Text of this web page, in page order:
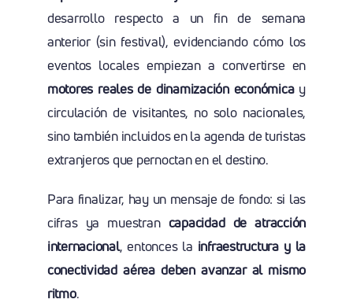
desarrollo respecto a un fin de semana
anterior (sin festival), evidenciando cómo los
eventos locales empiezan a convertirse en
motores reales de dinamización económicay
circulación de visitantes, no solo nacionales,
sino también incluidos en la agenda de turistas
extranjeros que pernoctan en el destino.
Para finalizar, hay un mensaje de fondo: si las
cifras ya muestran capacidad de atracción
internacional, entonces la infraestructura y la
conectividad aérea deben avanzar al mismo
ritmo.